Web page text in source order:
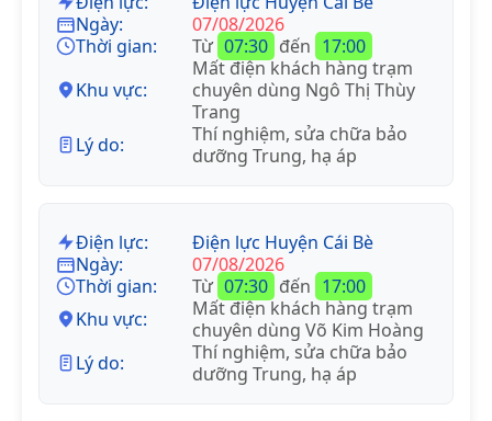
Ngày:
07/08/2026
Thời gian:
Từ 07:30 đến 17:00
Khu vực:
Mất điện khách hàng trạm
chuyên dùng Ngô Thị Thùy
Trang
Lý do:
Thí nghiệm, sửa chữa bảo
dưỡng Trung, hạ áp
Điện lực:
Điện lực Huyện Cái Bè
Ngày:
07/08/2026
Thời gian:
Từ 07:30 đến 17:00
Khu vực:
Mất điện khách hàng trạm
chuyên dùng Võ Kim Hoàng
Lý do:
Thí nghiệm, sửa chữa bảo
dưỡng Trung, hạ áp